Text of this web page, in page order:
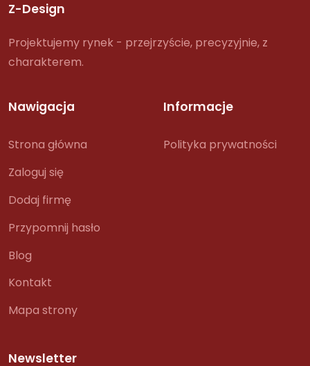
Z-Design
Projektujemy rynek - przejrzyście, precyzyjnie, z
charakterem.
Nawigacja
Strona główna
Zaloguj się
Dodaj firmę
Przypomnij hasło
Blog
Kontakt
Mapa strony
Informacje
Polityka prywatności
Newsletter